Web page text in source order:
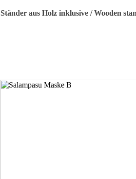
Ständer aus Holz inklusive / Wooden